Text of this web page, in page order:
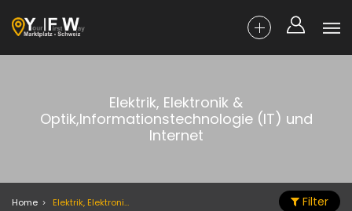
Elektrik, Elektronik &
Optik,Informationstechnologie (IT) und
Internet
Home Elektrik, Elektronik & Optik,Informationstechnologie (IT) und Internet Filter